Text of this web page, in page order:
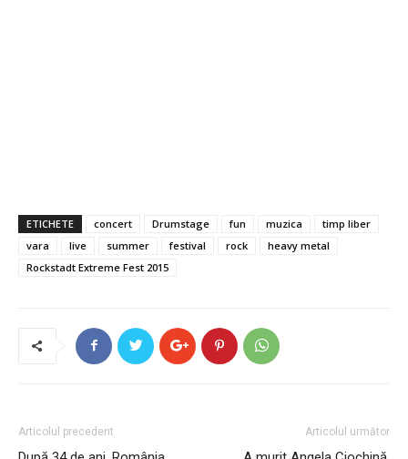
ETICHETE concert Drumstage fun muzica
timp liber
vara
live summer festival rock
heavy metal
Rockstadt Extreme Fest 2015
Articolul precedent Articolul următor